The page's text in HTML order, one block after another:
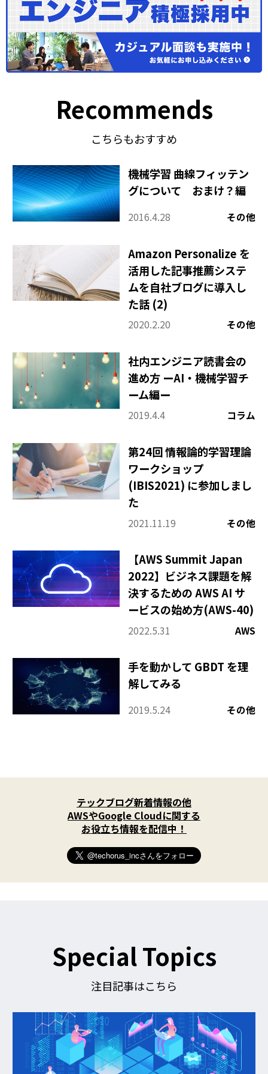
Recommends
こちらもおすすめ
機械学習 曲線フィッテン
グについて おまけ？編
2016.4.28 その他
Amazon Personalize を
活用した記事推薦システ
ムを自社ブログに導入し
た話 (2)
2020.2.20 その他
社内エンジニア読書会の
進め方 ーAI・機械学習チ
ーム編ー
2019.4.4 コラム
第24回 情報論的学習理論
ワークショップ
(IBIS2021) に参加しまし
た
2021.11.19 その他
【AWS Summit Japan
2022】ビジネス課題を解
決するための AWS AI サ
ービスの始め方(AWS-40)
2022.5.31 AWS
手を動かして GBDT を理
解してみる
2019.5.24 その他
X
T
w
i
t
t
e
r
)
す
る
テックブログ新着情報の他
AWSやGoogle Cloudに関する
お役立ち情報を配信中！
Special Topics
注目記事はこちら